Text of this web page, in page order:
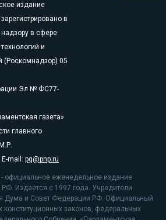
издание
в
в сфере
и
(Роскомнадзор) 05
Эл № ФС77-
газета»
главного
mail: pg@pnp.ru
- официальное еженедельное издание
Издается с 1997 года. Учредители
Дума и Совет Федерации РФ. Официальный
конституционных законов, федеральных